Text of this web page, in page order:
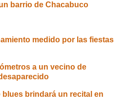
barrio de Chacabuco
medido por las fiestas
a un vecino de
brindará un recital en